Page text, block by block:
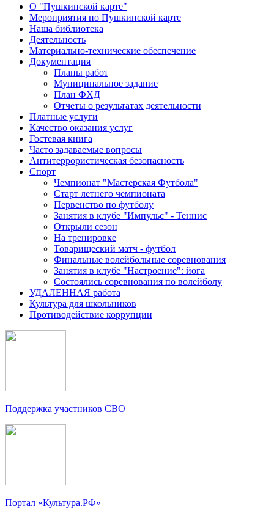
О "Пушкинской карте"
Мероприятия по Пушкинской карте
Наша библиотека
Деятельность
Материально-технические обеспечение
Документация
Планы работ
Муниципальное задание
План ФХД
Отчеты о результатах деятельности
Платные услуги
Качество оказания услуг
Гостевая книга
Часто задаваемые вопросы
Антитеррористическая безопасность
Спорт
Чемпионат "Мастерская Футбола"
Старт летнего чемпионата
Первенство по футболу
Занятия в клубе "Импульс" - Теннис
Открыли сезон
На тренировке
Товарищеский матч - футбол
Финальные волейбольные соревнования
Занятия в клубе "Настроение": йога
Состоялись соревнования по волейболу
УДАЛЕННАЯ работа
Культура для школьников
Противодействие коррупции
Поддержка участников СВО
Портал «Культура.РФ»